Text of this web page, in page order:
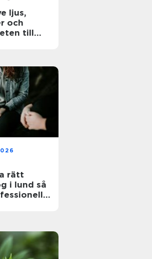
och
till
rätt
i lund så